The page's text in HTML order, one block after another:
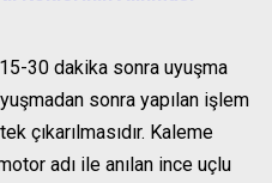
30 dakika sonra uyuşma
sonra yapılan işlem
çıkarılmasıdır. Kaleme
adı ile anılan ince uçlu